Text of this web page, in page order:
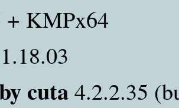
+ KMPx64
cuta4.2.2.35